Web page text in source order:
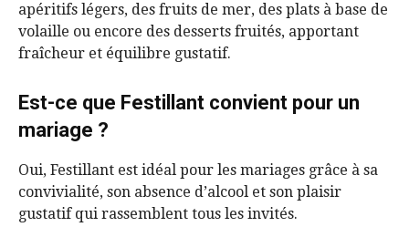
apéritifs légers, des fruits de mer, des plats à base de
volaille ou encore des desserts fruités, apportant
fraîcheur et équilibre gustatif.
Est-ce que Festillant convient pour un
mariage ?
Oui, Festillant est idéal pour les mariages grâce à sa
convivialité, son absence d’alcool et son plaisir
gustatif qui rassemblent tous les invités.